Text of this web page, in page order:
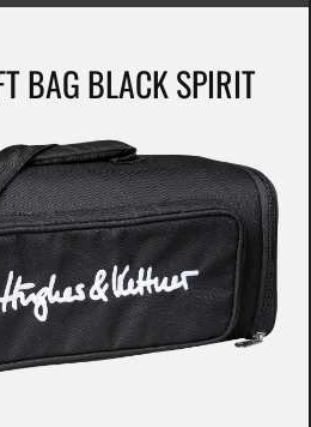
BAG BLACK SPIRIT